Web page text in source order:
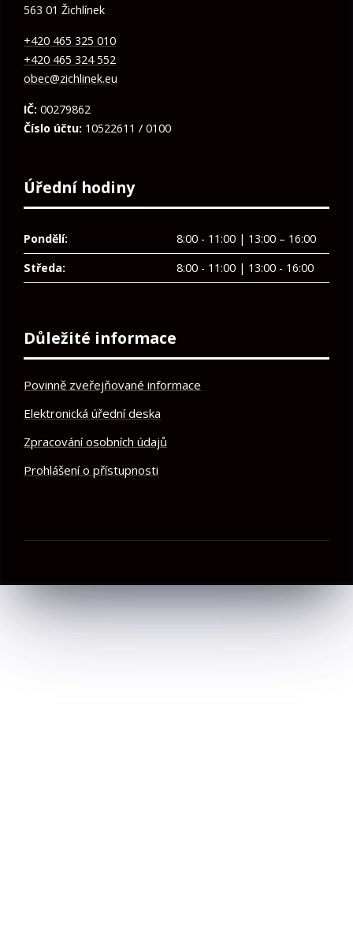
563 01 Žichlínek
+420 465 325 010
+420 465 324 552
obec@zichlinek.eu
IČ: 00279862
Číslo účtu: 10522611 / 0100
Úřední hodiny
Pondělí:
8:00 - 11:00 | 13:00 – 16:00
Středa:
8:00 - 11:00 | 13:00 - 16:00
Důležité informace
Povinně zveřejňované informace
Elektronická úřední deska
Zpracování osobních údajů
Prohlášení o přístupnosti